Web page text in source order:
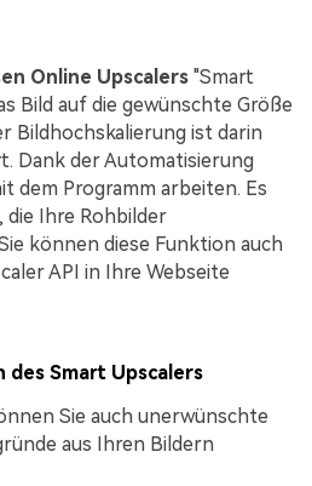
Online Upscalers "Smart
Bild auf die gewünschte Größe
Bildhochskalierung ist darin
Dank der Automatisierung
dem Programm arbeiten. Es
Ihre Rohbilder
können diese Funktion auch
API in Ihre Webseite
Smart Upscalers
Sie auch unerwünschte
aus Ihren Bildern